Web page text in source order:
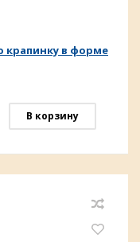
крапинку в форме
В корзину